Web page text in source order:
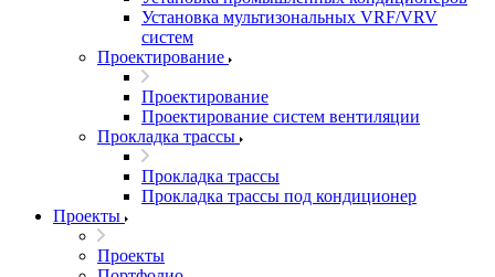
Установка мультизональных VRF/VRV
систем
Проектирование
Проектирование
Проектирование систем вентиляции
Прокладка трассы
Прокладка трассы
Прокладка трассы под кондиционер
Проекты
Проекты